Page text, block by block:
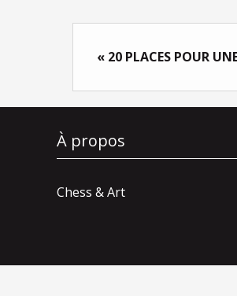
« 20 PLACES POUR
À propos
Chess & Art